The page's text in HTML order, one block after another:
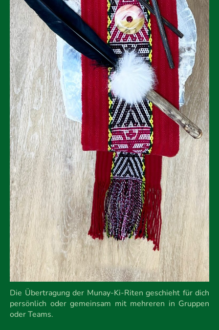
Die Übertragung der Munay-Ki-Riten geschieht für dich
persönlich oder gemeinsam mit mehreren in Gruppen
oder Teams.